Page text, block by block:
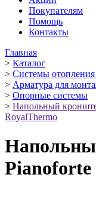
Покупателям
Помощь
Контакты
Главная
> Каталог
> Системы отопления
> Арматура для
> Опорные системы
> Напольный
RoyalThermo
Pianoforte